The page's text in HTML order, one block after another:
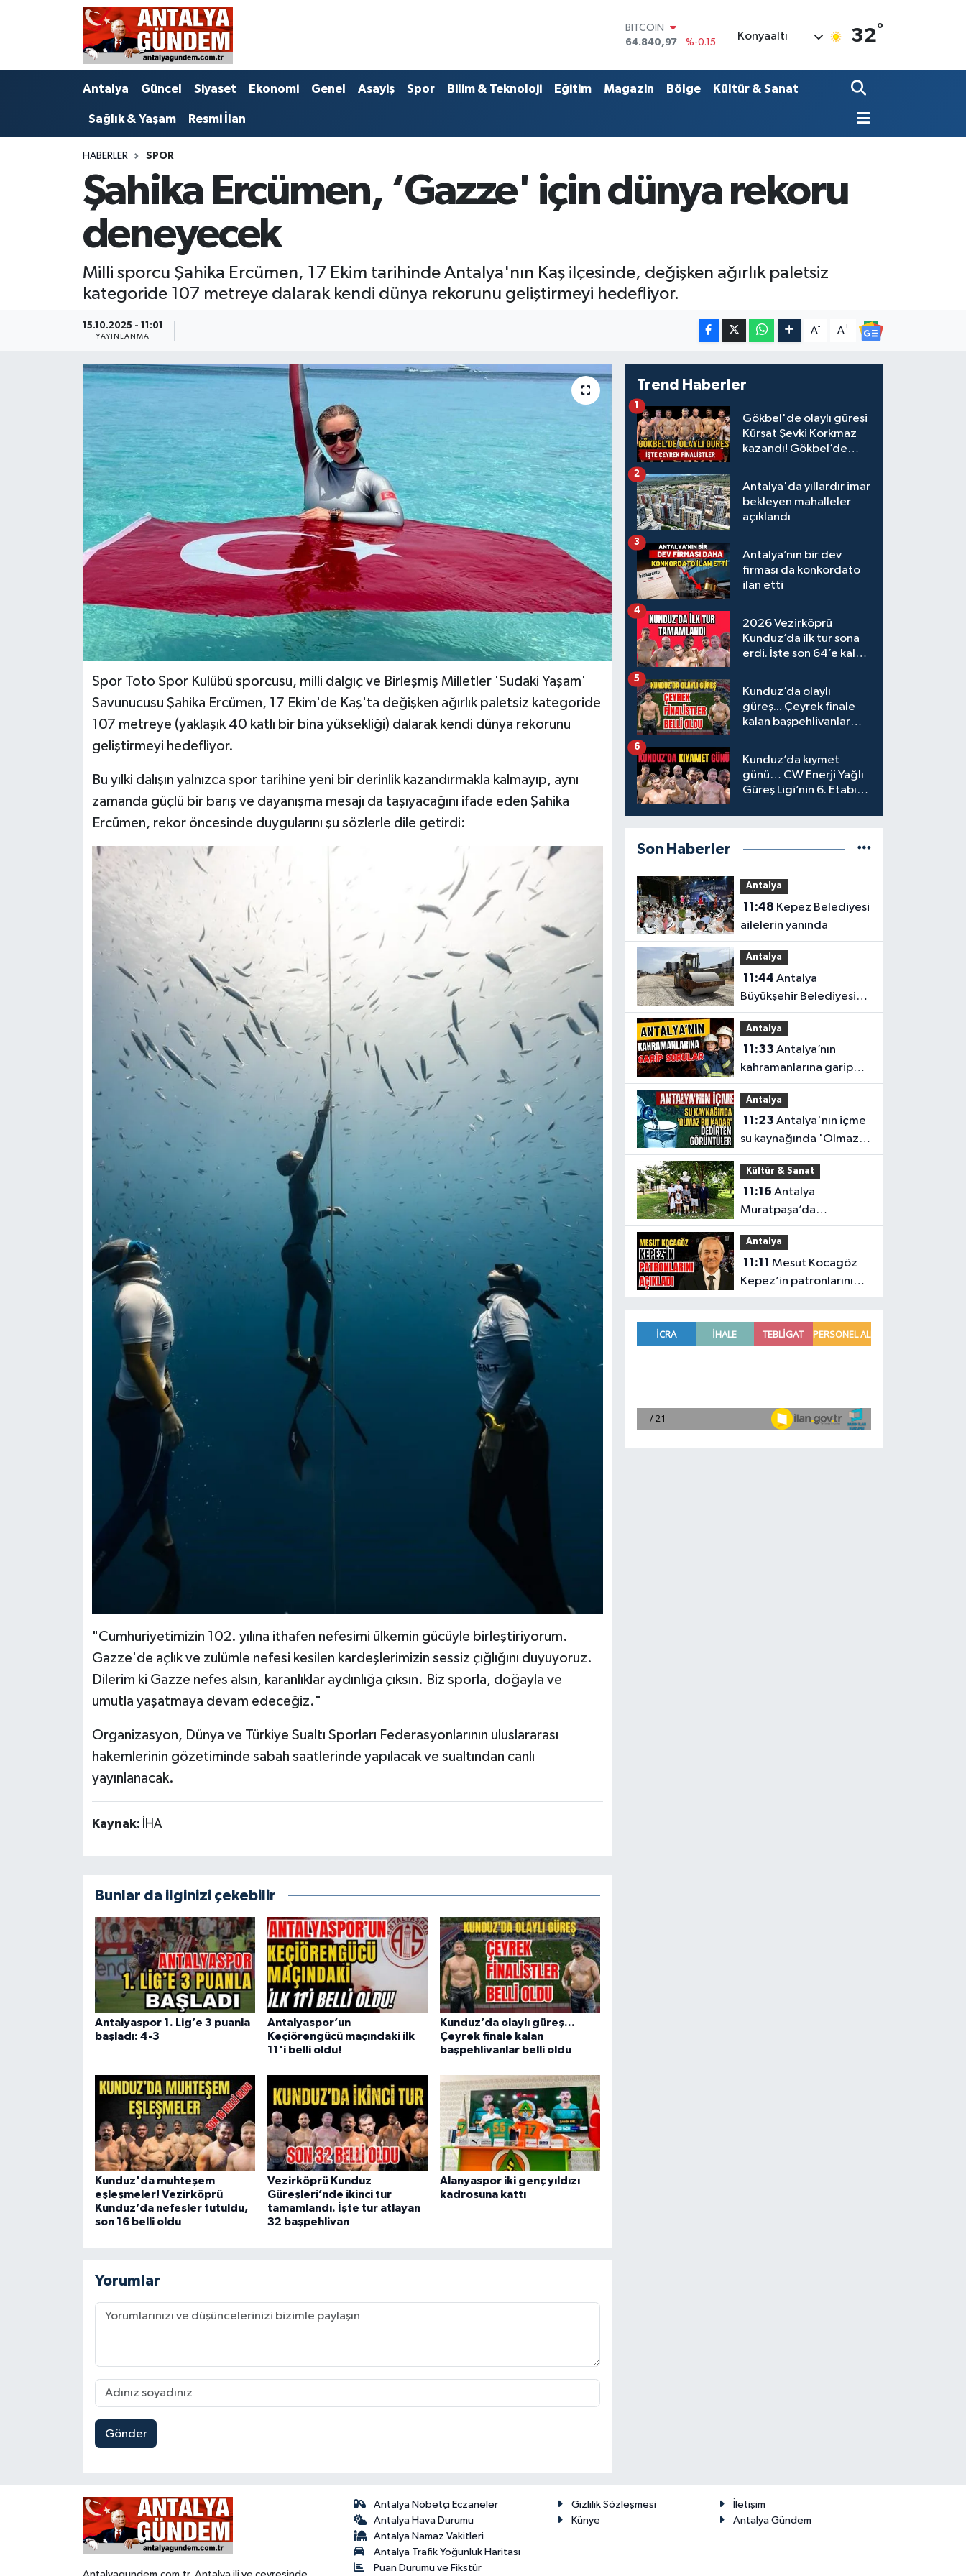
DOLAR
47,7436
%0.18
55,2510
%0.32
STERLİN
64.840,97
%-0.15
Konyaaltı 32°
Antalya Güncel Siyaset Ekonomi Genel Asayiş Spor Bilim & Teknoloji Eğitim Magazin Bölge Kültür & Sanat
Sağlık & Yaşam Resmi İlan
HABERLER SPOR
Şahika Ercümen, ‘Gazze' için dünya rekoru
deneyecek
Milli sporcu Şahika Ercümen, 17 Ekim tarihinde Antalya'nın Kaş ilçesinde, değişken ağırlık paletsiz
kategoride 107 metreye dalarak kendi dünya rekorunu geliştirmeyi hedefliyor.
15.10.2025 - 11:01
YAYINLANMA
A- A+
Spor Toto Spor Kulübü sporcusu, milli dalgıç ve Birleşmiş Milletler 'Sudaki Yaşam'
Savunucusu Şahika Ercümen, 17 Ekim'de Kaş'ta değişken ağırlık paletsiz kategoride
107 metreye (yaklaşık 40 katlı bir bina yüksekliği) dalarak kendi dünya rekorunu
geliştirmeyi hedefliyor.
Bu yılki dalışın yalnızca spor tarihine yeni bir derinlik kazandırmakla kalmayıp, aynı
zamanda güçlü bir barış ve dayanışma mesajı da taşıyacağını ifade eden Şahika
Ercümen, rekor öncesinde duygularını şu sözlerle dile getirdi:
"Cumhuriyetimizin 102. yılına ithafen nefesimi ülkemin gücüyle birleştiriyorum.
Gazze'de açlık ve zulümle nefesi kesilen kardeşlerimizin sessiz çığlığını duyuyoruz.
Dilerim ki Gazze nefes alsın, karanlıklar aydınlığa çıksın. Biz sporla, doğayla ve
umutla yaşatmaya devam edeceğiz."
Organizasyon, Dünya ve Türkiye Sualtı Sporları Federasyonlarının uluslararası
hakemlerinin gözetiminde sabah saatlerinde yapılacak ve sualtından canlı
yayınlanacak.
Kaynak: İHA
Bunlar da ilginizi çekebilir
Antalyaspor 1. Lig’e 3 puanla
başladı: 4-3
Antalyaspor’un
Keçiörengücü maçındaki ilk
11'i belli oldu!
Kunduz’da olaylı güreş...
Çeyrek finale kalan
başpehlivanlar belli oldu
Kunduz'da muhteşem
eşleşmeler! Vezirköprü
Kunduz’da nefesler tutuldu,
son 16 belli oldu
Vezirköprü Kunduz
Güreşleri’nde ikinci tur
tamamlandı. İşte tur atlayan
32 başpehlivan
Alanyaspor iki genç yıldızı
kadrosuna kattı
Yorumlar
Gönder
Trend Haberler
Gökbel'de olaylı güreşi
Kürşat Şevki Korkmaz
kazandı! Gökbel’de
Gürbüz elendi!
1
Antalya'da yıllardır imar
bekleyen mahalleler
açıklandı
2
Antalya’nın bir dev
firması da konkordato
ilan etti
3
2026 Vezirköprü
Kunduz’da ilk tur sona
erdi. İşte son 64’e kalan
4
Kunduz’da olaylı
güreş... Çeyrek finale
kalan başpehlivanlar
5
Kunduz’da kıymet
günü… CW Enerji Yağlı
Güreş Ligi’nin 6. Etabı
6
Son Haberler
Antalya
11:48
ailelerin yanında
Antalya
11:44
Büyükşehir Belediyesi
düğmeye bastı
Antalya’da eş zamanlı
çalışma yapıldı
Antalya
11:33
kahramanlarına garip
sorular
Antalya
11:23
su kaynağında 'Olmaz
bu kadar 'dedirten
görüntüler
Kültür & Sanat
11:16
Muratpaşa’da
Aytmatov’un mirası
büyüyor
Antalya
11:11
Kepez’in patronlarını
açıkladı
Antalyagundem.com.tr, Antalya ili ve çevresinde
Antalya Nöbetçi Eczaneler
Antalya Hava Durumu
Antalya Namaz Vakitleri
Antalya Trafik Yoğunluk Haritası
Puan Durumu ve Fikstür
Gizlilik Sözleşmesi
İletişim
Künye
Antalya Gündem
Antalya
Bilim & Teknoloji
Ekonomi
Kültür & Sanat
Resmi İlan
Sağlık & Yaşam
Antalya Nöbetçi Eczaneler
Antalya Hava Durumu
Antalya Namaz Vakitleri
Süper Lig Puan Durumu ve Fikstür
Tüm Manşetler
Son Dakika Haberleri